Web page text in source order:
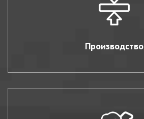
Производство